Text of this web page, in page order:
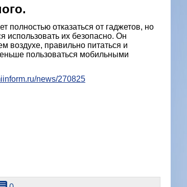
полностью отказаться от гаджетов, но
использовать их безопасно. Он
воздухе, правильно питаться и
пользоваться мобильными
news/270825